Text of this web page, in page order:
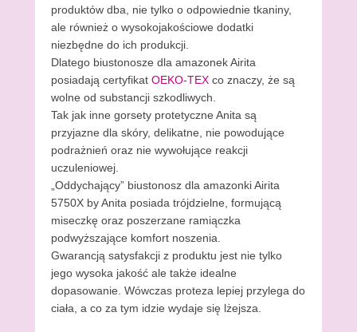
produktów dba, nie tylko o odpowiednie tkaniny,
ale również o wysokojakościowe dodatki
niezbędne do ich produkcji.
Dlatego biustonosze dla amazonek Airita
posiadają certyfikat OEKO-TEX co znaczy, że są
wolne od substancji szkodliwych.
Tak jak inne gorsety protetyczne Anita są
przyjazne dla skóry, delikatne, nie powodujące
podrażnień oraz nie wywołujące reakcji
uczuleniowej.
„Oddychający” biustonosz dla amazonki Airita
5750X by Anita posiada trójdzielne, formującą
miseczkę oraz poszerzane ramiączka
podwyższające komfort noszenia.
Gwarancją satysfakcji z produktu jest nie tylko
jego wysoka jakość ale także idealne
dopasowanie. Wówczas proteza lepiej przylega do
ciała, a co za tym idzie wydaje się lżejsza.